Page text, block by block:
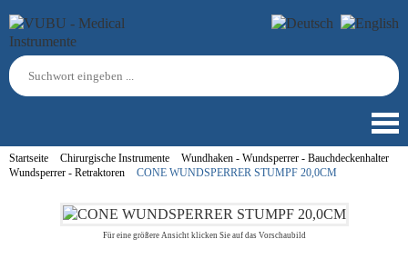
Startseite Chirurgische Instrumente
Wundhaken - Wundsperrer - Bauchdeckenhalter
Wundsperrer - Retraktoren
CONE WUNDSPERRER STUMPF 20,0CM
Für eine größere Ansicht klicken Sie auf das Vorschaubild